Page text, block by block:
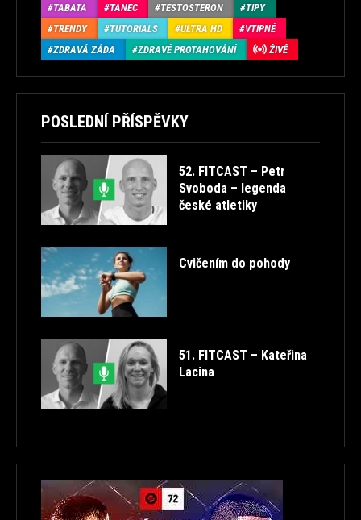
TABATA
TANEC TESTOSTERON
TIPY
TRENDY
TUTORIALS ULTRA HD
VTIPNÉ
ZDRAVÁ ZÁDA
ZDRAVÉ PROTAHOVÁNÍ ŽIVĚ
POSLEDNÍ PŘÍSPĚVKY
52. FITCAST – Petr
Svoboda – legenda
české atletiky
Cvičením do pohody
51. FITCAST – Kateřina
Lacina